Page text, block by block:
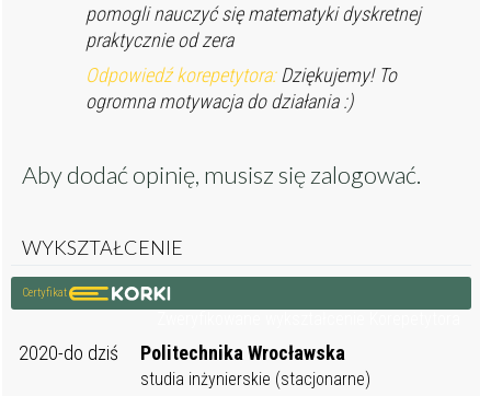
pomogli nauczyć się matematyki dyskretnej
praktycznie od zera
Odpowiedź korepetytora:Dziękujemy! To
ogromna motywacja do działania :)
Aby dodać opinię, musisz sięzalogować.
WYKSZTAŁCENIE
Certyfikat
2020-do dziś Politechnika Wrocławska
studia inżynierskie (stacjonarne)